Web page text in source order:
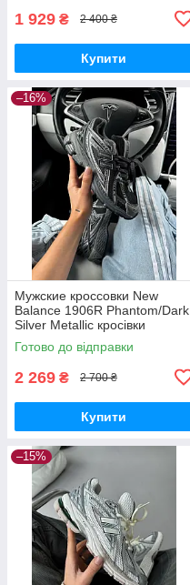
1 929 ₴ 2 400 ₴
Купити
–16%
Мужские кроссовки New
Balance 1906R Phantom/Dark
Silver Metallic кросівки
чоловічі New Balance
Готово до відправки
2 269 ₴ 2 700 ₴
Купити
–15%